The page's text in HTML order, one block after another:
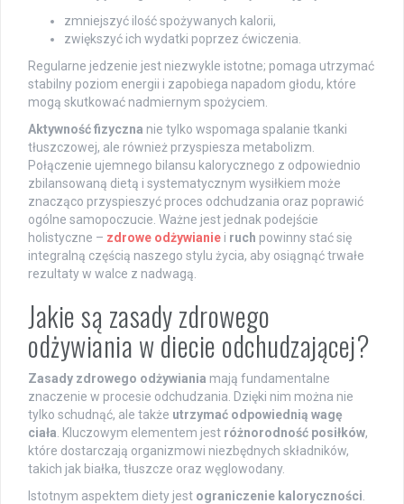
zmniejszyć ilość spożywanych kalorii,
zwiększyć ich wydatki poprzez ćwiczenia.
Regularne jedzenie jest niezwykle istotne; pomaga utrzymać
stabilny poziom energii i zapobiega napadom głodu, które
mogą skutkować nadmiernym spożyciem.
Aktywność fizyczna nie tylko wspomaga spalanie tkanki
tłuszczowej, ale również przyspiesza metabolizm.
Połączenie ujemnego bilansu kalorycznego z odpowiednio
zbilansowaną dietą i systematycznym wysiłkiem może
znacząco przyspieszyć proces odchudzania oraz poprawić
ogólne samopoczucie. Ważne jest jednak podejście
holistyczne – zdrowe odżywianie i ruch powinny stać się
integralną częścią naszego stylu życia, aby osiągnąć trwałe
rezultaty w walce z nadwagą.
Jakie są zasady zdrowego
odżywiania w diecie odchudzającej?
Zasady zdrowego odżywiania mają fundamentalne
znaczenie w procesie odchudzania. Dzięki nim można nie
tylko schudnąć, ale także utrzymać odpowiednią wagę
ciała . Kluczowym elementem jest różnorodność posiłków,
które dostarczają organizmowi niezbędnych składników,
takich jak białka, tłuszcze oraz węglowodany.
Istotnym aspektem diety jest ograniczenie kaloryczności